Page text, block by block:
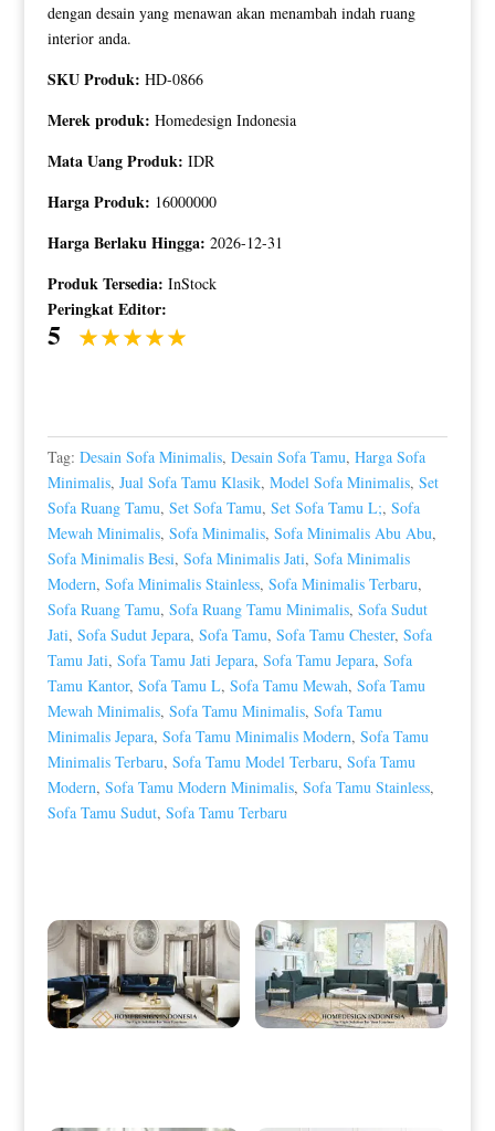
dengan desain yang menawan akan menambah indah ruang
interior anda.
SKU Produk: HD-0866
Merek produk: Homedesign Indonesia
Mata Uang Produk: IDR
Harga Produk: 16000000
Harga Berlaku Hingga: 2026-12-31
Produk Tersedia: InStock
Peringkat Editor:
5
Tag: Desain Sofa Minimalis, Desain Sofa Tamu, Harga Sofa
Minimalis, Jual Sofa Tamu Klasik, Model Sofa Minimalis, Set
Sofa Ruang Tamu, Set Sofa Tamu, Set Sofa Tamu L;, Sofa
Mewah Minimalis, Sofa Minimalis, Sofa Minimalis Abu Abu,
Sofa Minimalis Besi, Sofa Minimalis Jati, Sofa Minimalis
Modern, Sofa Minimalis Stainless, Sofa Minimalis Terbaru,
Sofa Ruang Tamu, Sofa Ruang Tamu Minimalis, Sofa Sudut
Jati, Sofa Sudut Jepara, Sofa Tamu, Sofa Tamu Chester, Sofa
Tamu Jati, Sofa Tamu Jati Jepara, Sofa Tamu Jepara, Sofa
Tamu Kantor, Sofa Tamu L, Sofa Tamu Mewah, Sofa Tamu
Mewah Minimalis, Sofa Tamu Minimalis, Sofa Tamu
Minimalis Jepara, Sofa Tamu Minimalis Modern, Sofa Tamu
Minimalis Terbaru, Sofa Tamu Model Terbaru, Sofa Tamu
Modern, Sofa Tamu Modern Minimalis, Sofa Tamu Stainless,
Sofa Tamu Sudut, Sofa Tamu Terbaru